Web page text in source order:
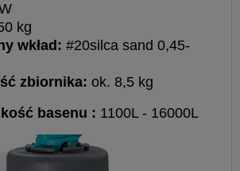
kg
wkład: #20silca sand 0,45-
zbiornika: ok. 8,5 kg
basenu : 1100L - 16000L